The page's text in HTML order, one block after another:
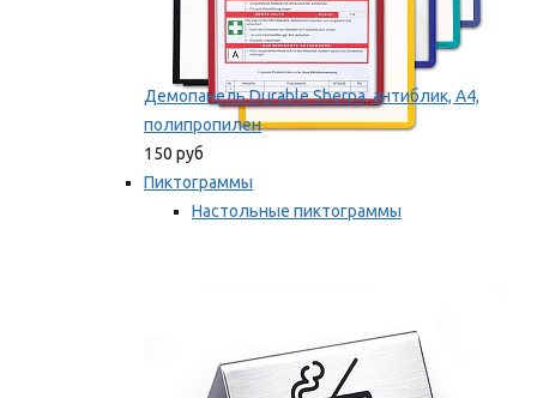
Демопанель Durable Sherpa, антиблик, А4,
полипропилен
150 руб
Пиктограммы
Настольные пиктограммы